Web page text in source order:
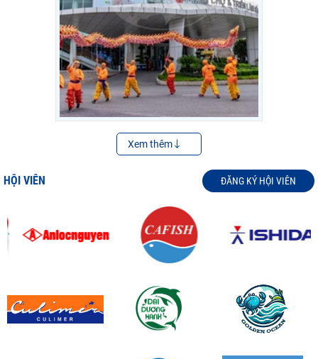
Xem thêm
HỘI VIÊN ĐĂNG KÝ HỘI VIÊN